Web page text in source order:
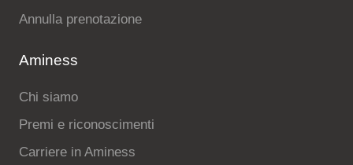
Annulla prenotazione
Aminess
Chi siamo
Premi e riconoscimenti
Carriere in Aminess